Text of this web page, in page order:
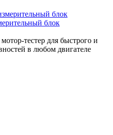
блок
тестер для быстрого и
в любом двигателе